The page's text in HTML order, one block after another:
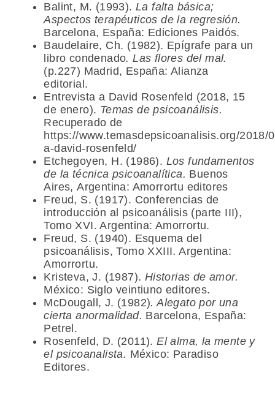
Balint, M. (1993). La falta básica;
Aspectos terapéuticos de la regresión.
Barcelona, España: Ediciones Paidós.
Baudelaire, Ch. (1982). Epígrafe para un
libro condenado. Las flores del mal.
(p.227) Madrid, España: Alianza
editorial.
Entrevista a David Rosenfeld (2018, 15
de enero). Temas de psicoanálisis.
Recuperado de
https://www.temasdepsicoanalisis.org/2018/
a-david-rosenfeld/
Etchegoyen, H. (1986). Los fundamentos
de la técnica psicoanalítica. Buenos
Aires, Argentina: Amorrortu editores
Freud, S. (1917). Conferencias de
introducción al psicoanálisis (parte III),
Tomo XVI. Argentina: Amorrortu.
Freud, S. (1940). Esquema del
psicoanálisis, Tomo XXIII. Argentina:
Amorrortu.
Kristeva, J. (1987). Historias de amor.
México: Siglo veintiuno editores.
McDougall, J. (1982). Alegato por una
cierta anormalidad. Barcelona, España:
Petrel.
Rosenfeld, D. (2011).El alma, la mente y
el psicoanalista. México: Paradiso
Editores.